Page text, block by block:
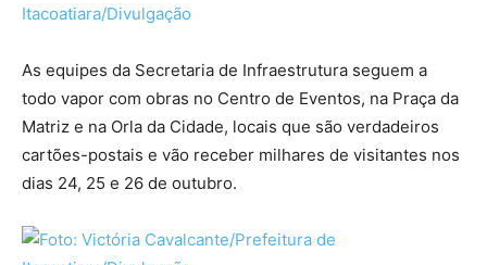
As equipes da Secretaria de Infraestrutura seguem a
todo vapor com obras no Centro de Eventos, na Praça da
Matriz e na Orla da Cidade, locais que são verdadeiros
cartões-postais e vão receber milhares de visitantes nos
dias 24, 25 e 26 de outubro.